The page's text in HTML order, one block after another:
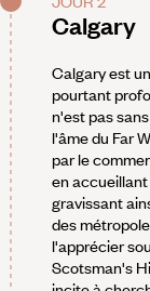
Calgary
Calgary est
pourtant
n'est pas
l'âme du Far
par le
en accueillant
gravissant
des
l'apprécier
Scotsman's